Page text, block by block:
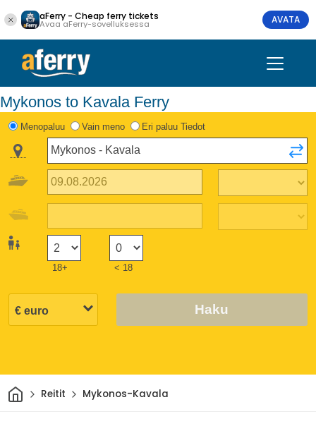
aFerry - Cheap ferry tickets
Avaa aFerry-sovelluksessa AVATA
Mykonos to Kavala Ferry
Menopaluu Vain meno Eri paluu Tiedot
18+ < 18
Haku
KotiinReitit Mykonos-Kavala